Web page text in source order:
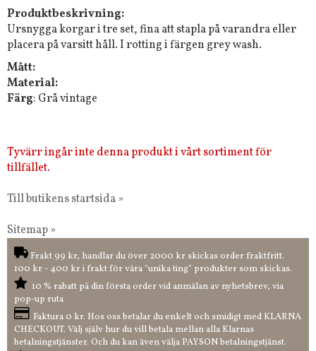
Produktbeskrivning:
Ursnygga korgar i tre set, fina att stapla på varandra eller
placera på varsitt håll. I rotting i färgen grey wash.
Mått:
Material:
Färg: Grå vintage
Tyvärr ingår inte denna produkt i vårt sortiment för
tillfället.
Till butikens startsida »
Sitemap »
Frakt 99 kr, handlar du över 2000 kr skickas order fraktfritt.
100 kr - 400 kr i frakt för våra "unika ting" produkter som skickas.
10 % rabatt på din första order vid anmälan av nyhetsbrev, via
pop-up ruta
Faktura 0 kr. Hos oss betalar du enkelt och smidigt med KLARNA
CHECKOUT. Välj själv hur du vill betala mellan alla Klarnas
betalningstjänster. Och du kan även välja PAYSON betalningstjänst.